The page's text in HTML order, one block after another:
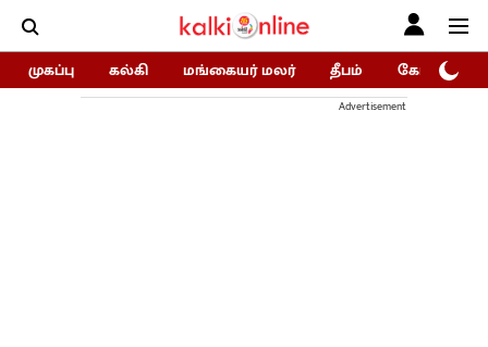
முகப்பு கல்கி மங்கையர் மலர் தீபம் கோகுலம்/
Advertisement